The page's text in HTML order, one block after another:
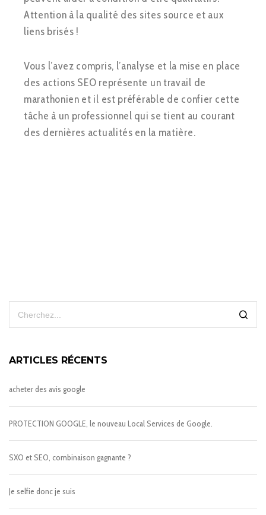
Attention à la qualité des sites source et aux
liens brisés !
Vous l’avez compris, l’analyse et la mise en place
des actions SEO représente un travail de
marathonien et il est préférable de confier cette
tâche à un professionnel qui se tient au courant
des dernières actualités en la matière.
ARTICLES RÉCENTS
acheter des avis google
PROTECTION GOOGLE, le nouveau Local Services de Google.
SXO et SEO, combinaison gagnante ?
Je selfie donc je suis